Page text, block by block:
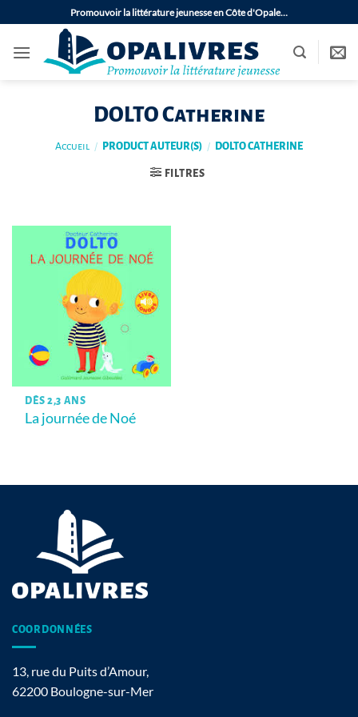
au
contenu
Promouvoir la littérature jeunesse en Côte d'Opale…
DOLTO Catherine
Accueil / PRODUCT AUTEUR(S) / DOLTO CATHERINE
FILTRES
DÈS 2,3 ANS
La journée de Noé
COORDONNÉES
13, rue du Puits d’Amour,
62200 Boulogne-sur-Mer